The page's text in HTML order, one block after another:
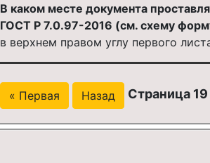
В каком месте документа
ГОСТ Р 7.0.97-2016 (см. схему
в верхнем правом углу первого
« Первая Назад Страница